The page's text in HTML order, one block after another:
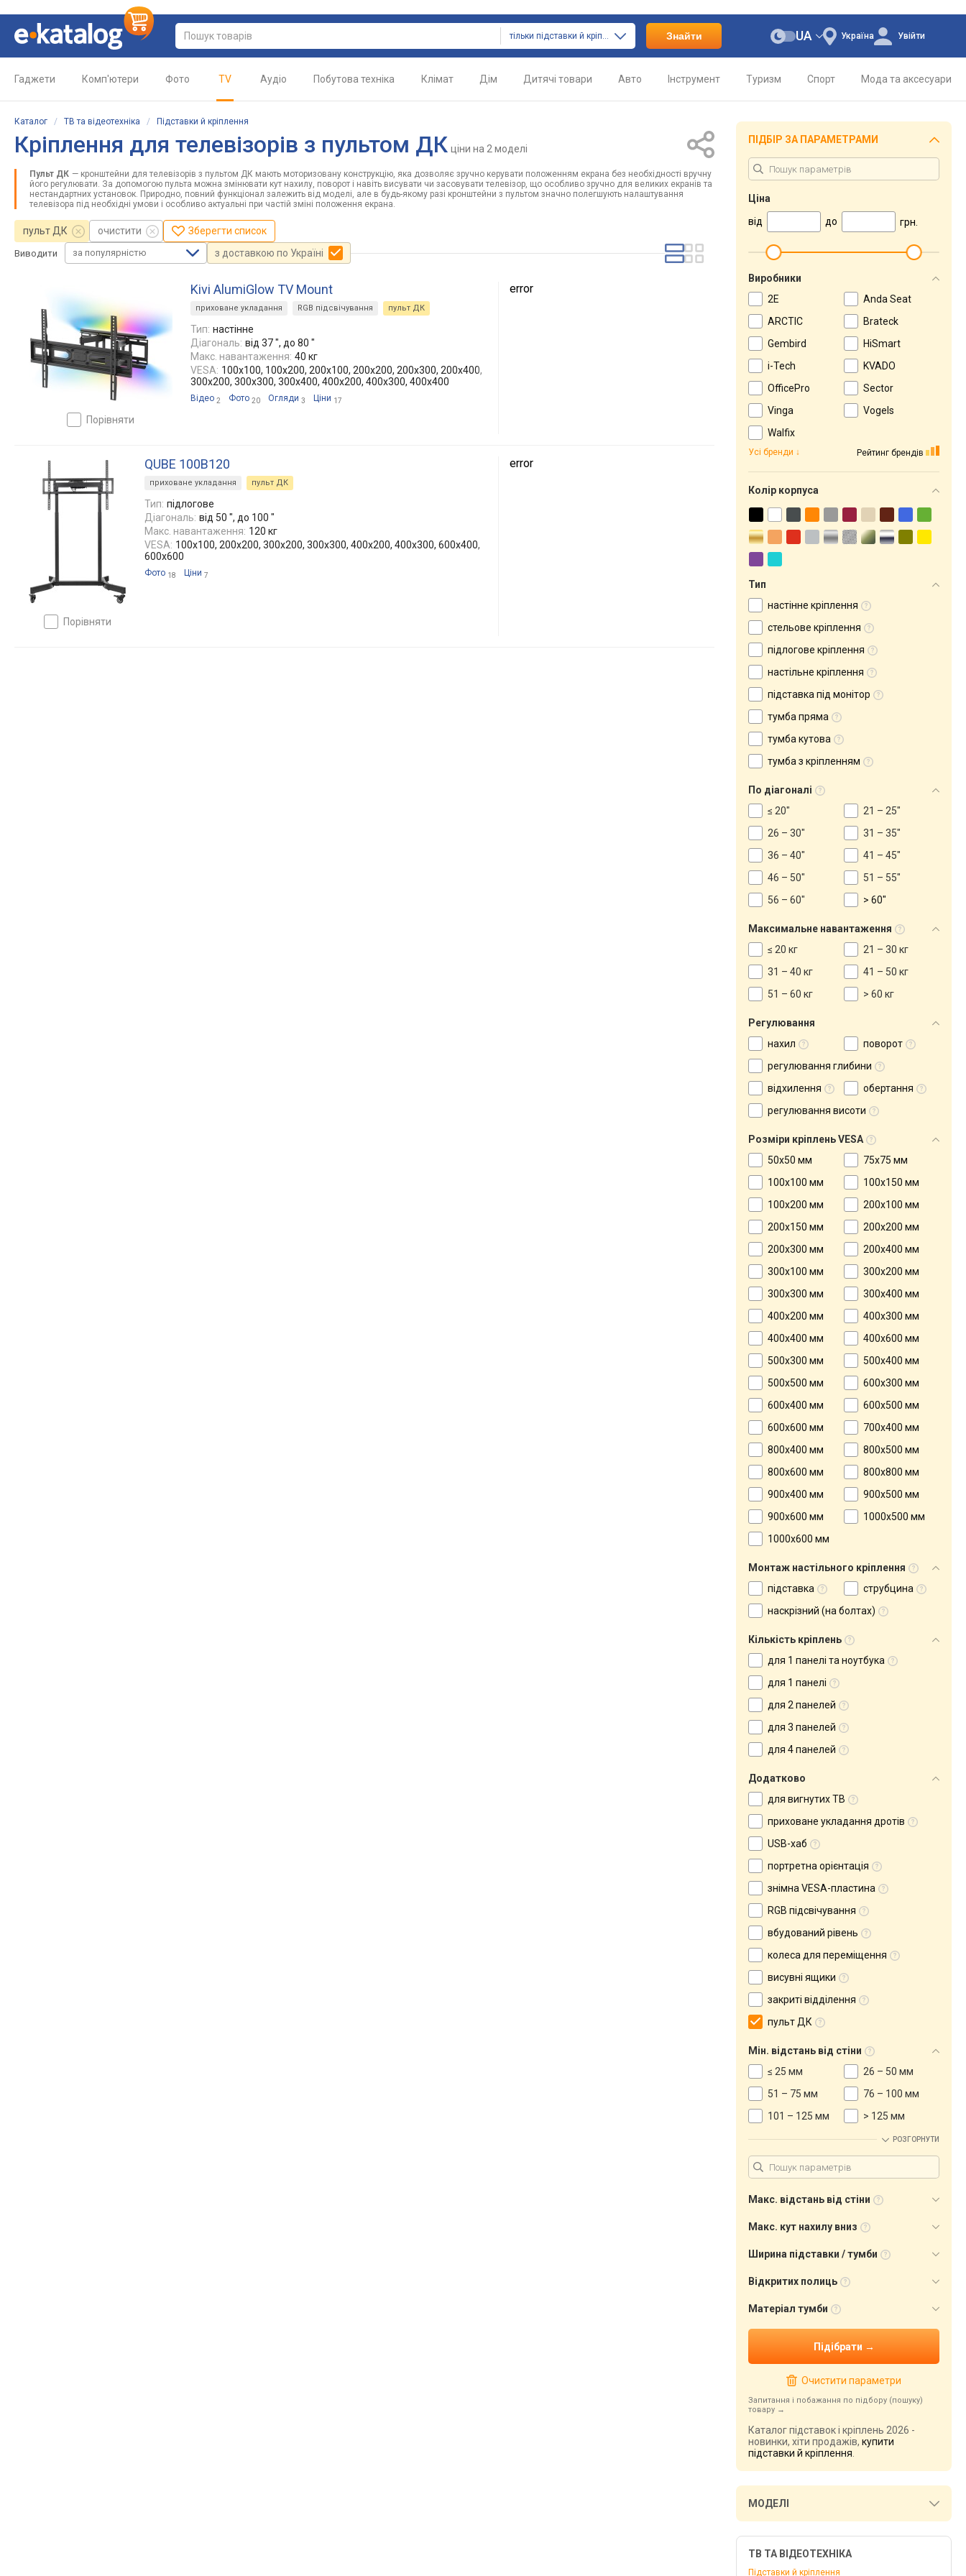
тільки підставки й кріплення Знайти Україна
UA Увійти
Гаджети Комп'ютери Фото TV Аудіо Побутова техніка Клімат Дім Дитячі товари Авто Інструмент Туризм Спорт Мода та аксесуари
Каталог / ТВ та відеотехніка / Підставки й кріплення
Кріплення для телевізорів з пультом ДК ціни на 2 моделі
Пульт ДК — кронштейни для телевізорів з пультом ДК мають моторизовану конструкцію, яка дозволяє зручно керувати положенням екрана без необхідності вручну
його регулювати. За допомогою пульта можна змінювати кут нахилу, поворот і навіть висувати чи засовувати телевізор, що особливо зручно для великих екранів та
нестандартних установок. Природно, повний функціонал залежить від моделі, але в будь-якому разі кронштейни з пультом значно полегшують налаштування
телевізора під необхідні умови і особливо актуальні при частій зміні положення екрана.
пульт ДК очистити Зберегти список
Виводити за популярністю з доставкою по Україні
порівняти
Kivi AlumiGlow TV Mount
приховане укладання RGB підсвічування пульт ДК
Тип: настінне
Діагональ: від 37 ", до 80 "
Макс. навантаження: 40 кг
VESA: 100x100, 100x200, 200x100, 200x200, 200х300, 200x400,
300x200, 300x300, 300x400, 400x200, 400x300, 400x400
Відео 2 Фото 20 Огляди 3 Ціни 17
error
порівняти
QUBE 100B120
приховане укладання пульт ДК
Тип: підлогове
Діагональ: від 50 ", до 100 "
Макс. навантаження: 120 кг
VESA: 100x100, 200x200, 300x200, 300x300, 400x200, 400x300, 600x400,
600х600
Фото 18 Ціни 7
error
ПІДБІР ЗА ПАРАМЕТРАМИ
Ціна
від
до грн.
Виробники
2E
Anda Seat
ARCTIC
Brateck
Gembird
HiSmart
i-Tech
KVADO
OfficePro
Sector
Vinga
Vogels
Walfix
Рейтинг брендів
Усі бренди
Колір корпуса
Тип
настінне кріплення
стельове кріплення
підлогове кріплення
настільне кріплення
підставка під монітор
тумба пряма
тумба кутова
тумба з кріпленням
По діагоналі
≤ 20"
21 – 25"
26 – 30"
31 – 35"
36 – 40"
41 – 45"
46 – 50"
51 – 55"
56 – 60"
> 60"
Максимальне навантаження
≤ 20 кг
21 – 30 кг
31 – 40 кг
41 – 50 кг
51 – 60 кг
> 60 кг
Регулювання
нахил
поворот
регулювання глибини
відхилення
обертання
регулювання висоти
Розміри кріплень VESA
50x50 мм
75x75 мм
100x100 мм
100x150 мм
100x200 мм
200x100 мм
200x150 мм
200x200 мм
200х300 мм
200x400 мм
300x100 мм
300x200 мм
300x300 мм
300x400 мм
400x200 мм
400x300 мм
400x400 мм
400x600 мм
500x300 мм
500x400 мм
500x500 мм
600x300 мм
600x400 мм
600x500 мм
600х600 мм
700x400 мм
800x400 мм
800x500 мм
800x600 мм
800х800 мм
900x400 мм
900x500 мм
900x600 мм
1000x500 мм
1000x600 мм
Монтаж настільного кріплення
підставка
струбцина
наскрізний (на болтах)
Кількість кріплень
для 1 панелі та ноутбука
для 1 панелі
для 2 панелей
для 3 панелей
для 4 панелей
Додатково
для вигнутих ТВ
приховане укладання дротів
USB-хаб
портретна орієнтація
знімна VESA-пластина
RGB підсвічування
вбудований рівень
колеса для переміщення
висувні ящики
закриті відділення
пульт ДК
Мін. відстань від стіни
≤ 25 мм
26 – 50 мм
51 – 75 мм
76 – 100 мм
101 – 125 мм
> 125 мм
РОЗГОРНУТИ
Макс. відстань від стіни
Макс. кут нахилу вниз
Ширина підставки / тумби
Відкритих полиць
Матеріал тумби
Очистити параметри
Запитання і побажання по підбору (пошуку)
товару
Каталог підставок і кріплень 2026 -
новинки, хіти продажів, купити
підставки й кріплення
МОДЕЛІ
ТВ ТА ВІДЕОТЕХНІКА
Підставки й кріплення